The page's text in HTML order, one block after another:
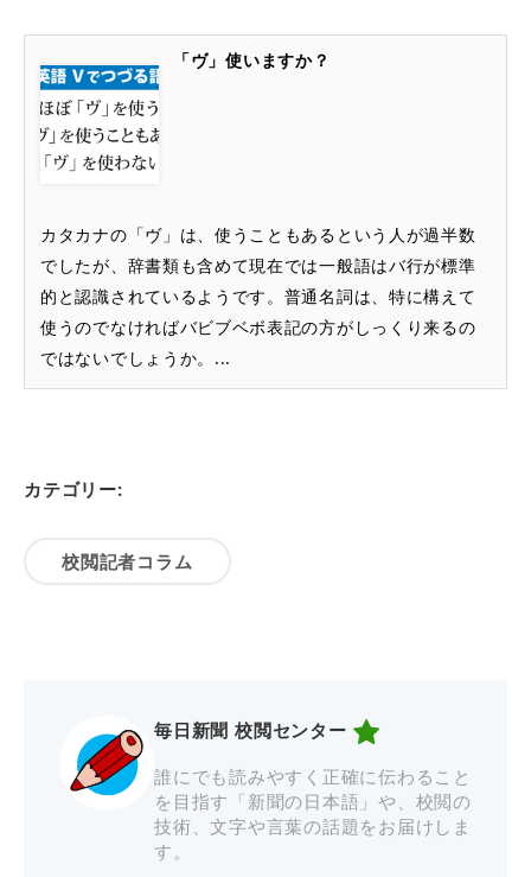
「ヴ」使いますか？
カタカナの「ヴ」は、使うこともあるという人が過半数
でしたが、辞書類も含めて現在では一般語はバ行が標準
的と認識されているようです。普通名詞は、特に構えて
使うのでなければバビブベボ表記の方がしっくり来るの
ではないでしょうか。...
カテゴリー:
校閲記者コラム
毎日新聞 校閲センター
誰にでも読みやすく正確に伝わること
を目指す「新聞の日本語」や、校閲の
技術、文字や言葉の話題をお届けしま
す。